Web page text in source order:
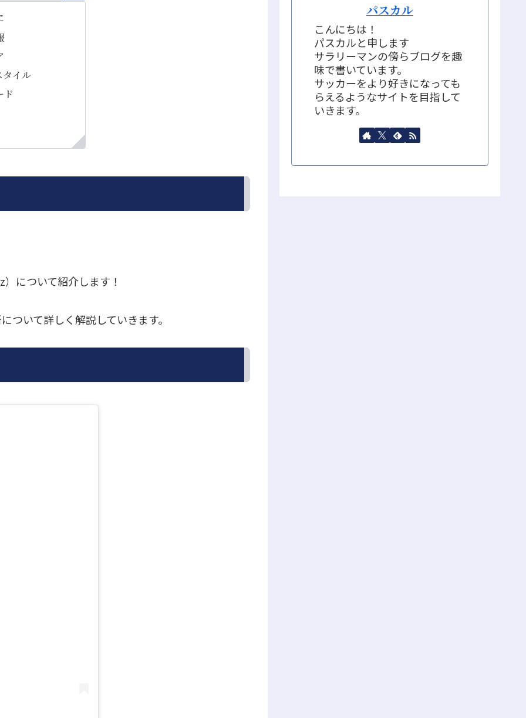
タイル
ド
について紹介します！
ついて詳しく解説していきます。
パスカル
こんにちは！
パスカルと申します
サラリーマンの傍らブログを趣
味で書いています。
サッカーをより好きになっても
らえるようなサイトを目指して
いきます。